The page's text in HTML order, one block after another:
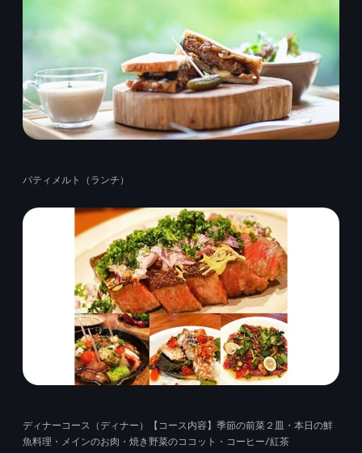
パティメルト（ランチ）
ディナーコース（ディナー）【コース内容】季節の前菜２皿・本日の鮮
魚料理・メインのお肉・焼き野菜のココット・コーヒー/紅茶